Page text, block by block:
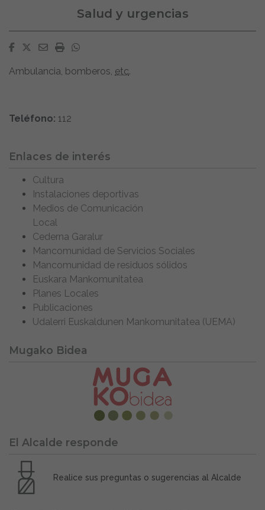
Salud y urgencias
Facebook
Twitter
EmailImprimirWhatsapp
Ambulancia, bomberos, etc.
Teléfono: 112
Enlaces de interés
Cultura
Instalaciones deportivas
Medios de Comunicación
Local
Cederna Garalur
Mancomunidad de Servicios Sociales
Mancomunidad de residuos sólidos
Euskara Mankomunitatea
Planes Locales
Publicaciones
Udalerri Euskaldunen Mankomunitatea (UEMA)
Mugako Bidea
El Alcalde responde
Realice sus preguntas o sugerencias al Alcalde